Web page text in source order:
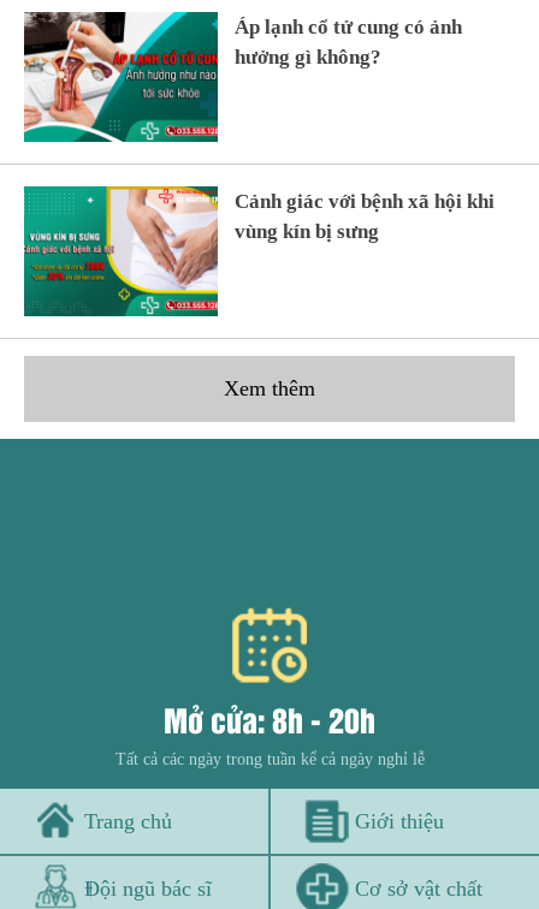
Áp lạnh cổ tử cung có ảnh
hưởng gì không?
Cảnh giác với bệnh xã hội khi
vùng kín bị sưng
Xem thêm
Mở cửa: 8h - 20h
Tất cả các ngày trong tuần kể cả ngày nghỉ lễ
Trang chủ Giới thiệu
Đội ngũ bác sĩ Cơ sở vật chất